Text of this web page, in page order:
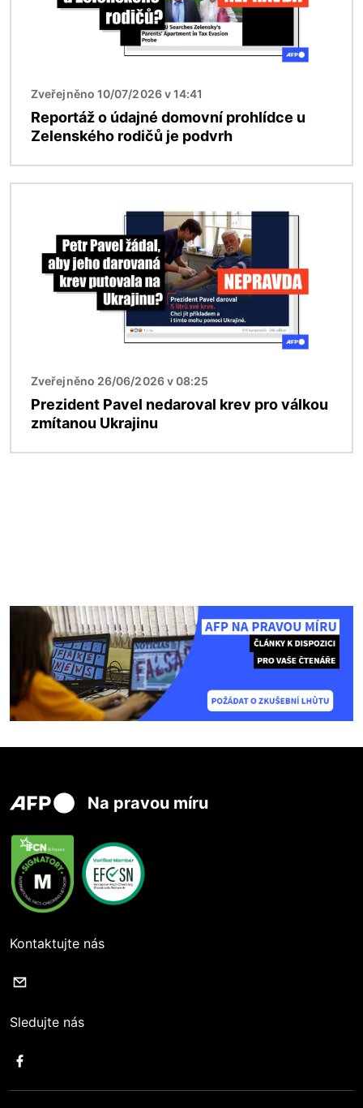
Zveřejněno 10/07/2026 v 14:41
Reportáž o údajné domovní prohlídce u
Zelenského rodičů je podvrh
Zveřejněno 26/06/2026 v 08:25
Prezident Pavel nedaroval krev pro válkou
zmítanou Ukrajinu
Na pravou míru
Kontaktujte nás
Sledujte nás